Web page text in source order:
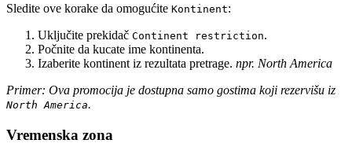
Sledite ove korake da omogućite Kontinent:
Uključite prekidač Continent restriction.
Počnite da kucate ime kontinenta.
Izaberite kontinent iz rezultata pretrage. npr. North America
Primer: Ova promocija je dostupna samo gostima koji rezervišu iz
North America.
Vremenska zona